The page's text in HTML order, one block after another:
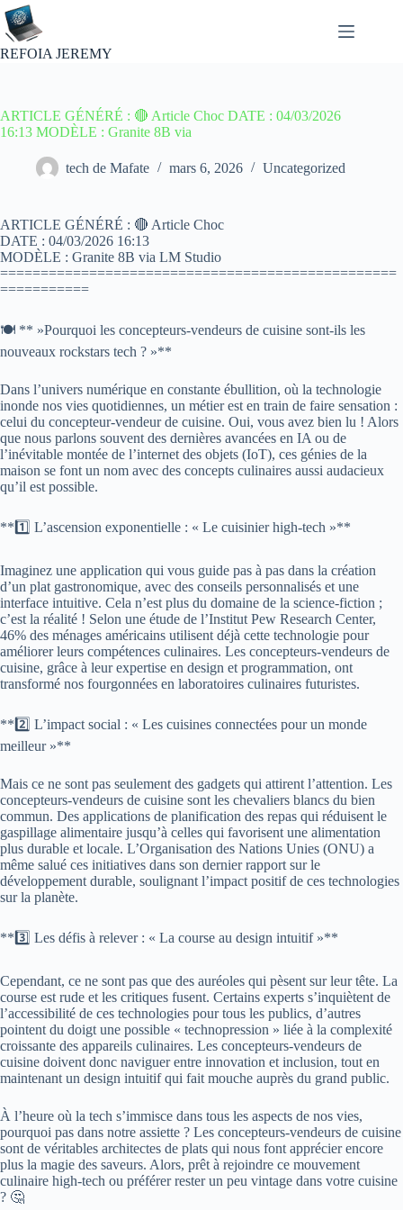
Passer
au
contenu
REFOIA JEREMY
ARTICLE GÉNÉRÉ : 🔴 Article Choc DATE : 04/03/2026
16:13 MODÈLE : Granite 8B via
tech de Mafate mars 6, 2026 Uncategorized
ARTICLE GÉNÉRÉ : 🔴 Article Choc
DATE : 04/03/2026 16:13
MODÈLE : Granite 8B via LM Studio
=================================================
===========
🍽️ ** »Pourquoi les concepteurs-vendeurs de cuisine sont-ils les
nouveaux rockstars tech ? »**
Dans l’univers numérique en constante ébullition, où la technologie
inonde nos vies quotidiennes, un métier est en train de faire sensation :
celui du concepteur-vendeur de cuisine. Oui, vous avez bien lu ! Alors
que nous parlons souvent des dernières avancées en IA ou de
l’inévitable montée de l’internet des objets (IoT), ces génies de la
maison se font un nom avec des concepts culinaires aussi audacieux
qu’il est possible.
**1️⃣ L’ascension exponentielle : « Le cuisinier high-tech »**
Imaginez une application qui vous guide pas à pas dans la création
d’un plat gastronomique, avec des conseils personnalisés et une
interface intuitive. Cela n’est plus du domaine de la science-fiction ;
c’est la réalité ! Selon une étude de l’Institut Pew Research Center,
46% des ménages américains utilisent déjà cette technologie pour
améliorer leurs compétences culinaires. Les concepteurs-vendeurs de
cuisine, grâce à leur expertise en design et programmation, ont
transformé nos fourgonnées en laboratoires culinaires futuristes.
**2️⃣ L’impact social : « Les cuisines connectées pour un monde
meilleur »**
Mais ce ne sont pas seulement des gadgets qui attirent l’attention. Les
concepteurs-vendeurs de cuisine sont les chevaliers blancs du bien
commun. Des applications de planification des repas qui réduisent le
gaspillage alimentaire jusqu’à celles qui favorisent une alimentation
plus durable et locale. L’Organisation des Nations Unies (ONU) a
même salué ces initiatives dans son dernier rapport sur le
développement durable, soulignant l’impact positif de ces technologies
sur la planète.
**3️⃣ Les défis à relever : « La course au design intuitif »**
Cependant, ce ne sont pas que des auréoles qui pèsent sur leur tête. La
course est rude et les critiques fusent. Certains experts s’inquiètent de
l’accessibilité de ces technologies pour tous les publics, d’autres
pointent du doigt une possible « technopression » liée à la complexité
croissante des appareils culinaires. Les concepteurs-vendeurs de
cuisine doivent donc naviguer entre innovation et inclusion, tout en
maintenant un design intuitif qui fait mouche auprès du grand public.
À l’heure où la tech s’immisce dans tous les aspects de nos vies,
pourquoi pas dans notre assiette ? Les concepteurs-vendeurs de cuisine
sont de véritables architectes de plats qui nous font apprécier encore
plus la magie des saveurs. Alors, prêt à rejoindre ce mouvement
culinaire high-tech ou préférer rester un peu vintage dans votre cuisine
? 🤔